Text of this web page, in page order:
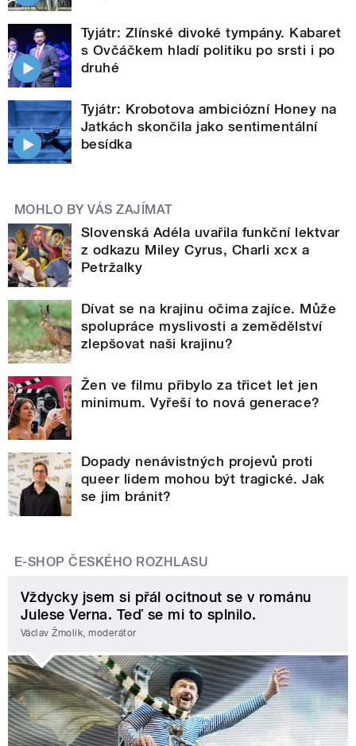
Tyjátr: Zlínské divoké tympány. Kabaret
s Ovčáčkem hladí politiku po srsti i po
druhé
Tyjátr: Krobotova ambiciózní Honey na
Jatkách skončila jako sentimentální
besídka
MOHLO BY VÁS ZAJÍMAT
Slovenská Adéla uvařila funkční lektvar
z odkazu Miley Cyrus, Charli xcx a
Petržalky
Dívat se na krajinu očima zajíce. Může
spolupráce myslivosti a zemědělství
zlepšovat naši krajinu?
Žen ve filmu přibylo za třicet let jen
minimum. Vyřeší to nová generace?
Dopady nenávistných projevů proti
queer lidem mohou být tragické. Jak
se jim bránit?
E-SHOP ČESKÉHO ROZHLASU
Vždycky jsem si přál ocitnout se v románu
Julese Verna. Teď se mi to splnilo.
Václav Žmolík, moderátor